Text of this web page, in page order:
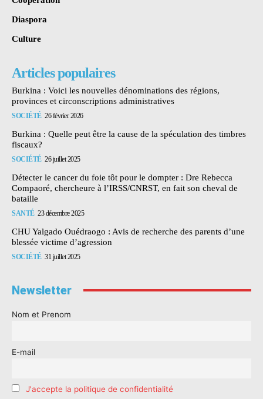
Diaspora
Culture
Articles populaires
Burkina : Voici les nouvelles dénominations des régions,
provinces et circonscriptions administratives
SOCIÉTÉ 26 février 2026
Burkina : Quelle peut être la cause de la spéculation des timbres
fiscaux?
SOCIÉTÉ 26 juillet 2025
Détecter le cancer du foie tôt pour le dompter : Dre Rebecca
Compaoré, chercheure à l’IRSS/CNRST, en fait son cheval de
bataille
SANTÉ 23 décembre 2025
CHU Yalgado Ouédraogo : Avis de recherche des parents d’une
blessée victime d’agression
SOCIÉTÉ 31 juillet 2025
Newsletter
Nom et Prenom
E-mail
J'accepte la politique de confidentialité